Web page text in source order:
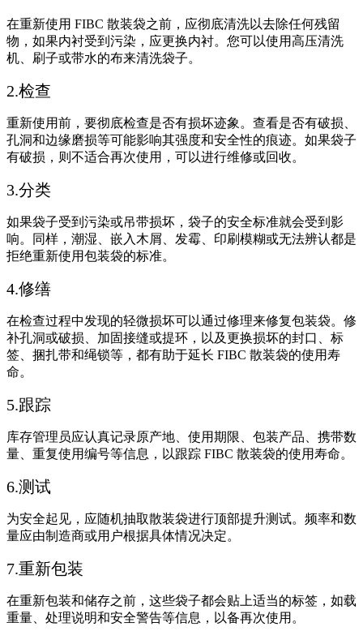
在重新使用 FIBC 散装袋之前，应彻底清洗以去除任何残留
物，如果内衬受到污染，应更换内衬。您可以使用高压清洗
机、刷子或带水的布来清洗袋子。
2.检查
重新使用前，要彻底检查是否有损坏迹象。查看是否有破损、
孔洞和边缘磨损等可能影响其强度和安全性的痕迹。如果袋子
有破损，则不适合再次使用，可以进行维修或回收。
3.分类
如果袋子受到污染或吊带损坏，袋子的安全标准就会受到影
响。同样，潮湿、嵌入木屑、发霉、印刷模糊或无法辨认都是
拒绝重新使用包装袋的标准。
4.修缮
在检查过程中发现的轻微损坏可以通过修理来修复包装袋。修
补孔洞或破损、加固接缝或提环，以及更换损坏的封口、标
签、捆扎带和绳锁等，都有助于延长 FIBC 散装袋的使用寿
命。
5.跟踪
库存管理员应认真记录原产地、使用期限、包装产品、携带数
量、重复使用编号等信息，以跟踪 FIBC 散装袋的使用寿命。
6.测试
为安全起见，应随机抽取散装袋进行顶部提升测试。频率和数
量应由制造商或用户根据具体情况决定。
7.重新包装
在重新包装和储存之前，这些袋子都会贴上适当的标签，如载
重量、处理说明和安全警告等信息，以备再次使用。